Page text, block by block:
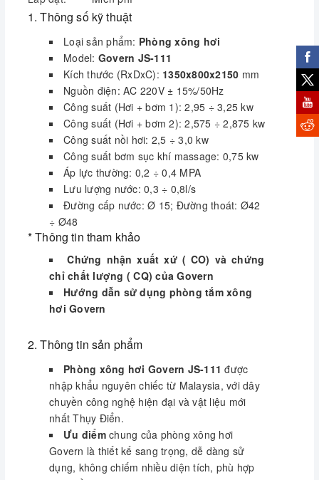
dụng, không chiếm nhiều diện tích, phù hợp
với nhiều không gian khác nhau. Các model
phòng xông hơi Govern có mẫu mã, kiểu
dáng, kích thước khá đa dạng.
3. Thiết kế
Phần khungcủa phòng xông hơi Govern
JS-111 được làm bằng hợp kim nhôm mạ
crôm, vách ngăn bao quanh được thiết kế
bằng loại kính an toàn (kính 2 lớp, kính cường
lực màu trắng )
Phần đếphòng xông hơi được làm bằng
chất liệu nhựa Composite, Acrylic, hoặc
Acrylic ngọc trai . Đây là những chất liệu
chuyên sử dụng cho bồn tắm, có độ đàn hồi
cao, chống trơn trượt, chống xước, chống bám
bẩn,….
Thiết kế cửa lùa ( cửa gạt ) để tiết kiệm
4. Tính năng
Phòng xông hơi Govern JS-111 có tính
năng massage lưng- massage lườn với các
mắt sục massage bố trí dọc bên thân phòng
xông, hệ thống massage chân di động , hệ
thống xông hơi , xông tinh dầu , hệ thống sen
trần , sen tay ….
Hệ thống sục khídưới chân đế phòng
1. Thông số kỹ thuật
Loại sản phẩm: Phòng xông hơi
Model: Govern JS-111
Kích thước (RxDxC): 1350x800x2150 mm
Nguồn điện: AC 220V ± 15%/50Hz
Công suất (Hơi + bơm 1): 2,95 ÷ 3,25 kw
Công suất (Hơi + bơm 2): 2,575 ÷ 2,875 kw
Công suất nồi hơi: 2,5 ÷ 3,0 kw
Công suất bơm sục khí massage: 0,75 kw
Áp lực thường: 0,2 ÷ 0,4 MPA
Lưu lượng nước: 0,3 ÷ 0,8l/s
Đường cấp nước: Ø 15; Đường thoát: Ø42
÷ Ø48
* Thông tin tham khảo
Chứng nhận xuất xứ ( CO) và chứng
chỉ chất lượng ( CQ) của Govern
Hướng dẫn sử dụng phòng tắm xông
hơi Govern
2. Thông tin sản phẩm
Phòng xông hơi Govern JS-111được
nhập khẩu nguyên chiếc từ Malaysia, với dây
chuyền công nghệ hiện đại và vật liệu mới
nhất Thụy Điển.
Ưu điểmchung của phòng xông hơi
Govern là thiết kế sang trọng, dễ dàng sử
dụng, không chiếm nhiều diện tích, phù hợp